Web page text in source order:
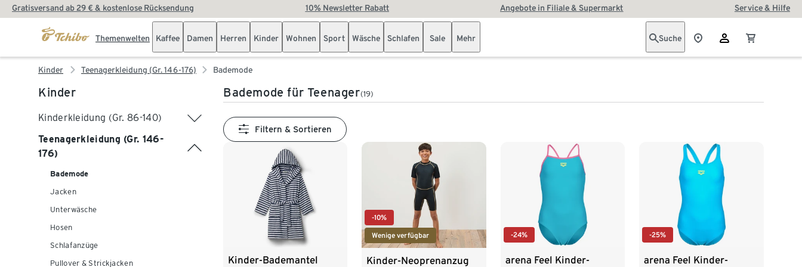
Gratisversand ab 29 € & kostenlose Rücksendung 10% Newsletter Rabatt Angebote in Filiale & Supermarkt Service & Hilfe
Themenwelten Kaffee Damen Herren Kinder Wohnen Sport Wäsche Schlafen Sale Mehr Suche
Kinder Teenagerkleidung (Gr. 146-176) Bademode
Kinder
Kinderkleidung (Gr. 86-140)
Teenagerkleidung (Gr. 146-
176)
Bademode
Jacken
Unterwäsche
Hosen
Schlafanzüge
Pullover & Strickjacken
Bademode für Teenager(19)
Filtern & Sortieren
Kinder-Bademantel
-10%
Wenige verfügbar
Kinder-Neoprenanzug
-24%
arena Feel Kinder-
-25%
arena Feel Kinder-